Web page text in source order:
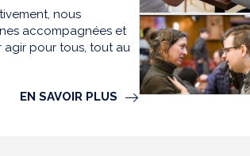
nous
accompagnées et
pour tous, tout au
EN SAVOIR PLUS